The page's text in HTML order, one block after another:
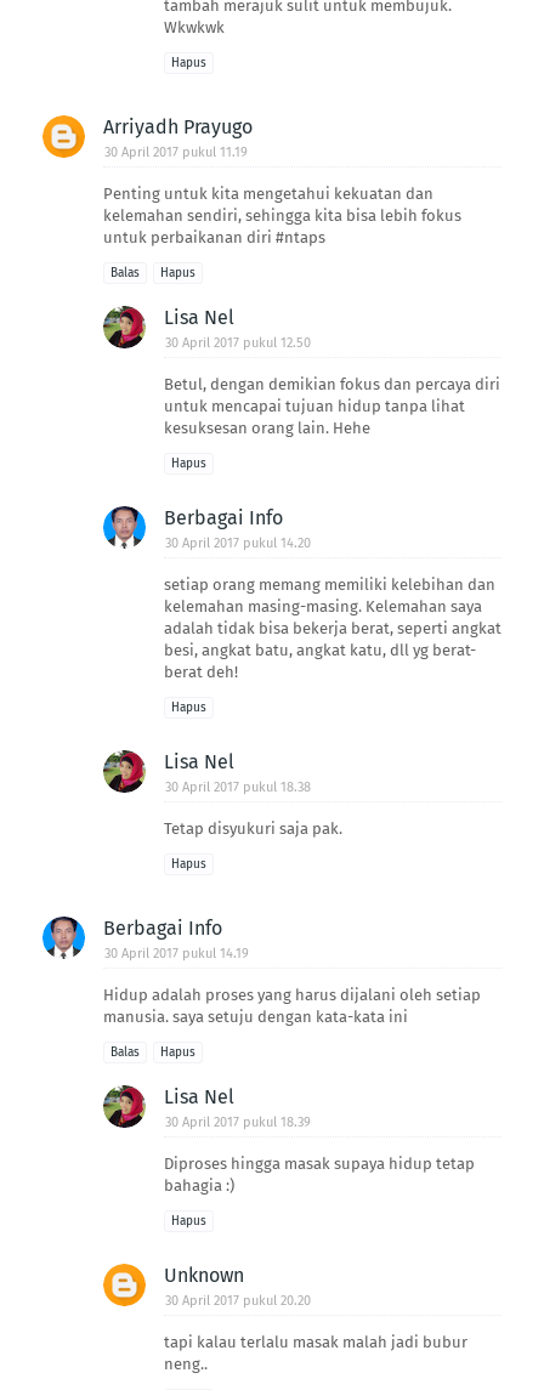
tambah merajuk sulit untuk membujuk.
Wkwkwk
Hapus
Arriyadh Prayugo
30 April 2017 pukul 11.19
Penting untuk kita mengetahui kekuatan dan
kelemahan sendiri, sehingga kita bisa lebih fokus
untuk perbaikanan diri #ntaps
Balas Hapus
Lisa Nel
30 April 2017 pukul 12.50
Betul, dengan demikian fokus dan percaya diri
untuk mencapai tujuan hidup tanpa lihat
kesuksesan orang lain. Hehe
Hapus
Berbagai Info
30 April 2017 pukul 14.20
setiap orang memang memiliki kelebihan dan
kelemahan masing-masing. Kelemahan saya
adalah tidak bisa bekerja berat, seperti angkat
besi, angkat batu, angkat katu, dll yg berat-
berat deh!
Hapus
Lisa Nel
30 April 2017 pukul 18.38
Tetap disyukuri saja pak.
Hapus
Berbagai Info
30 April 2017 pukul 14.19
Hidup adalah proses yang harus dijalani oleh setiap
manusia. saya setuju dengan kata-kata ini
Balas Hapus
Lisa Nel
30 April 2017 pukul 18.39
Diproses hingga masak supaya hidup tetap
bahagia :)
Hapus
Unknown
30 April 2017 pukul 20.20
tapi kalau terlalu masak malah jadi bubur
neng..